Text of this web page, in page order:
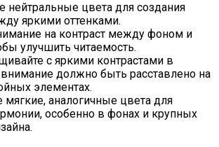
нейтральные цвета для создания
яркими оттенками.
на контраст между фоном и
улучшить читаемость.
с яркими контрастами в
внимание должно быть расставлено на
элементах.
мягкие, аналогичные цвета для
особенно в фонах и крупных